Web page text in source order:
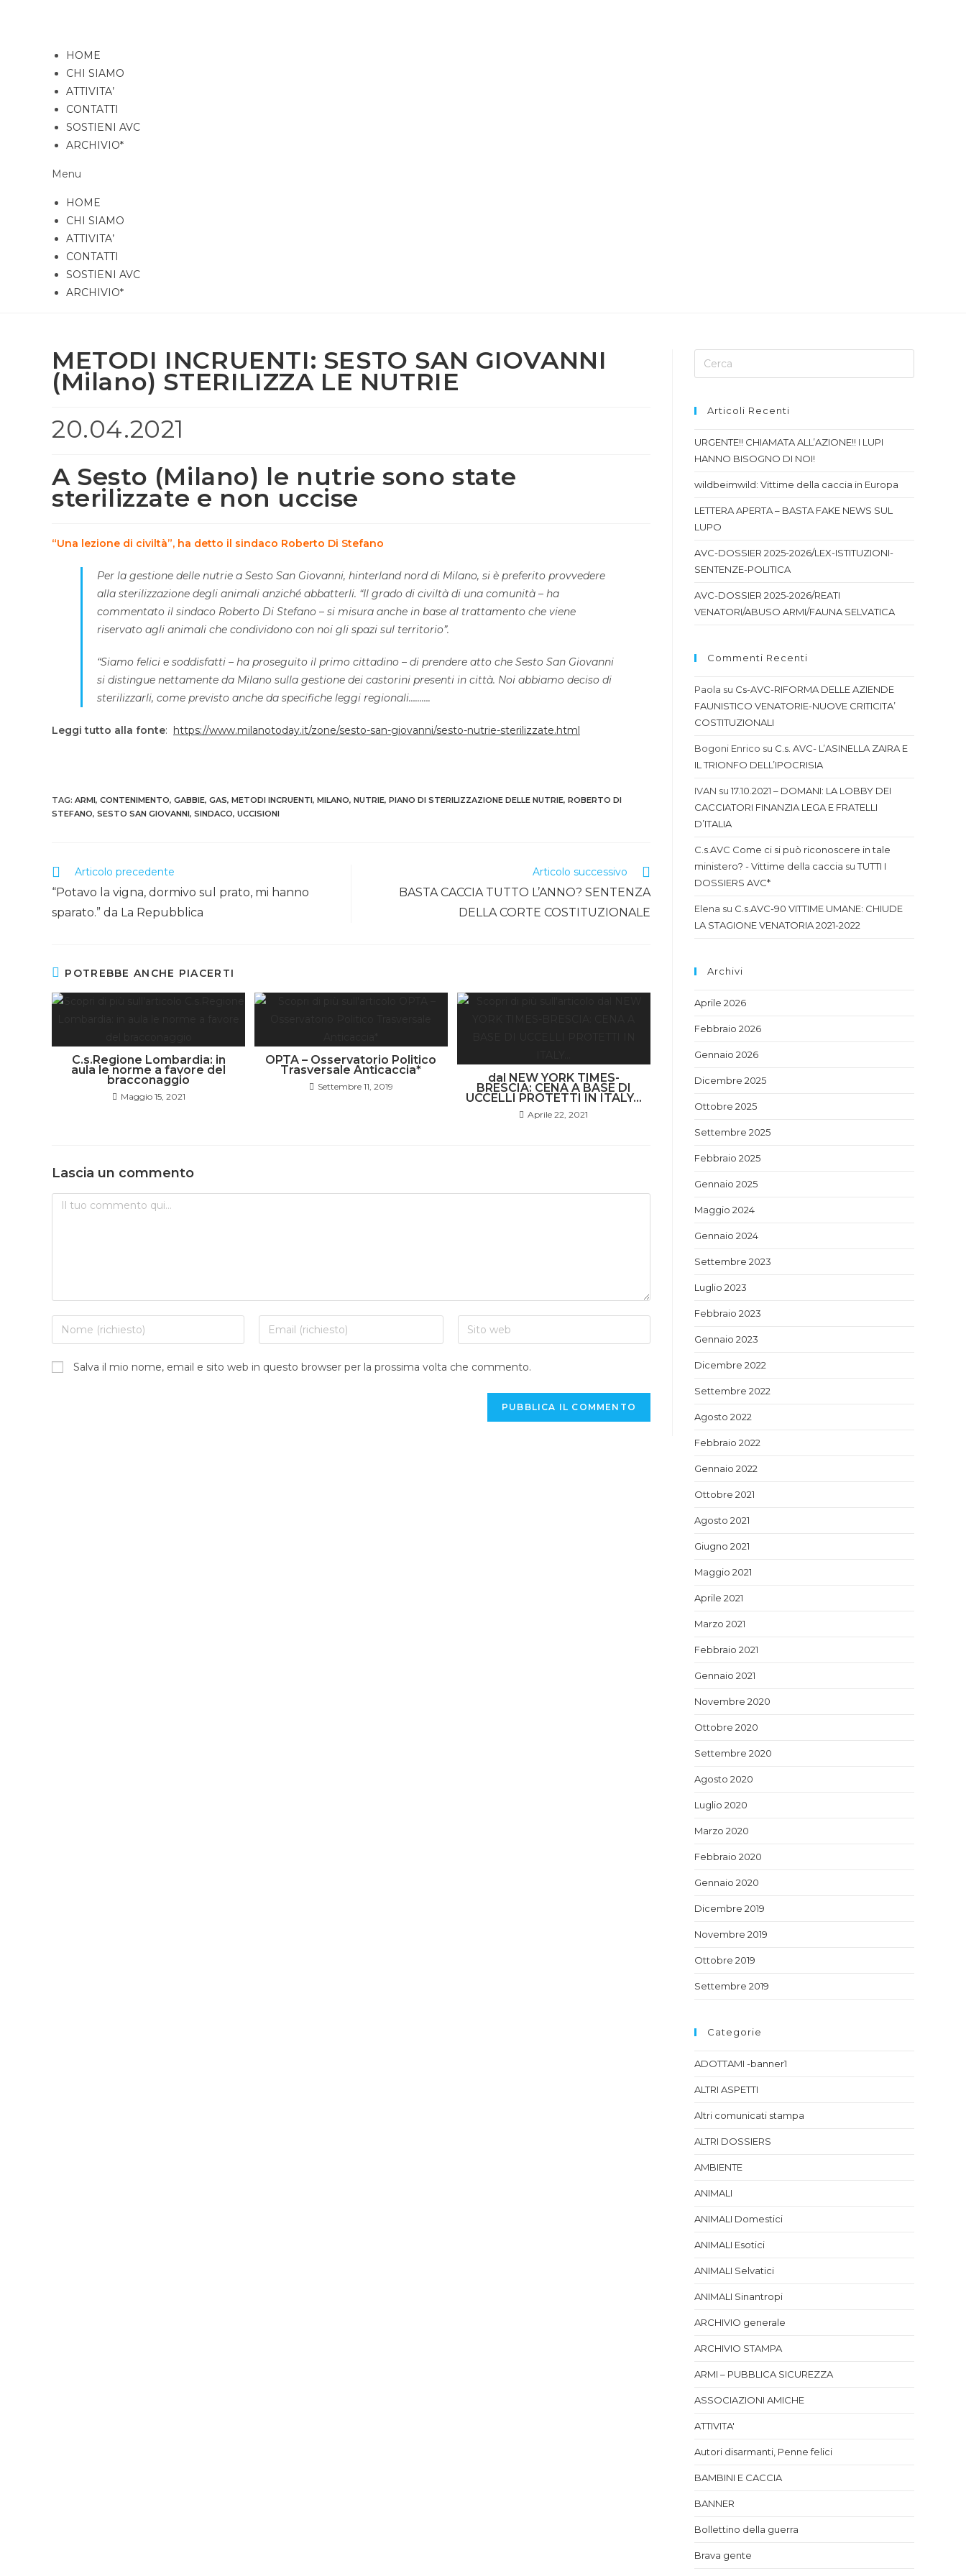
HOME
CHI SIAMO
ATTIVITA’
CONTATTI
SOSTIENI AVC
ARCHIVIO*
Menu
HOME
CHI SIAMO
ATTIVITA’
CONTATTI
SOSTIENI AVC
ARCHIVIO*
METODI INCRUENTI: SESTO SAN GIOVANNI
(Milano) STERILIZZA LE NUTRIE
20.04.2021
A Sesto (Milano) le nutrie sono state
sterilizzate e non uccise
“Una lezione di civiltà”, ha detto il sindaco Roberto Di Stefano
Per la gestione delle nutrie a Sesto San Giovanni, hinterland nord di Milano, si è preferito provvedere
alla sterilizzazione degli animali anziché abbatterli. “Il grado di civiltà di una comunità – ha
commentato il sindaco Roberto Di Stefano – si misura anche in base al trattamento che viene
riservato agli animali che condividono con noi gli spazi sul territorio”.
“Siamo felici e soddisfatti – ha proseguito il primo cittadino – di prendere atto che Sesto San Giovanni
si distingue nettamente da Milano sulla gestione dei castorini presenti in città. Noi abbiamo deciso di
sterilizzarli, come previsto anche da specifiche leggi regionali……….
Leggi tutto alla fonte: https://www.milanotoday.it/zone/sesto-san-giovanni/sesto-nutrie-sterilizzate.html
TAG: ARMI, CONTENIMENTO, GABBIE, GAS, METODI INCRUENTI, MILANO, NUTRIE, PIANO DI STERILIZZAZIONE DELLE NUTRIE, ROBERTO DI
STEFANO, SESTO SAN GIOVANNI, SINDACO, UCCISIONI
Leggi
altri
articoli
Articolo precedente
“Potavo la vigna, dormivo sul prato, mi hanno
sparato.” da La Repubblica
Articolo successivo
BASTA CACCIA TUTTO L’ANNO? SENTENZA
DELLA CORTE COSTITUZIONALE
POTREBBE ANCHE PIACERTI
C.s.Regione Lombardia: in
aula le norme a favore del
bracconaggio
Maggio 15, 2021
OPTA – Osservatorio Politico
Trasversale Anticaccia*
Settembre 11, 2019
dal NEW YORK TIMES-
BRESCIA: CENA A BASE DI
UCCELLI PROTETTI IN ITALY…
Aprile 22, 2021
Lascia un commento
Commento
Inserisci
il
tuo
nome
Inserisci
il
indirizzo
Inserisci
l'URL
(facoltativo)
Salva il mio nome, email e sito web in questo browser per la prossima volta che commento.
Articoli Recenti
URGENTE!! CHIAMATA ALL’AZIONE!! I LUPI
HANNO BISOGNO DI NOI!
wildbeimwild: Vittime della caccia in Europa
LETTERA APERTA – BASTA FAKE NEWS SUL
LUPO
AVC-DOSSIER 2025-2026/LEX-ISTITUZIONI-
SENTENZE-POLITICA
AVC-DOSSIER 2025-2026/REATI
VENATORI/ABUSO ARMI/FAUNA SELVATICA
Commenti Recenti
Paola su Cs-AVC-RIFORMA DELLE AZIENDE
FAUNISTICO VENATORIE-NUOVE CRITICITA’
COSTITUZIONALI
Bogoni Enrico su C.s. AVC- L’ASINELLA ZAIRA E
IL TRIONFO DELL’IPOCRISIA
IVAN su 17.10.2021 – DOMANI: LA LOBBY DEI
CACCIATORI FINANZIA LEGA E FRATELLI
D’ITALIA
C.s.AVC Come ci si può riconoscere in tale
ministero? - Vittime della caccia suTUTTI I
DOSSIERS AVC*
Elena su C.s.AVC-90 VITTIME UMANE: CHIUDE
LA STAGIONE VENATORIA 2021-2022
Archivi
Aprile 2026
Febbraio 2026
Gennaio 2026
Dicembre 2025
Ottobre 2025
Settembre 2025
Febbraio 2025
Gennaio 2025
Maggio 2024
Gennaio 2024
Settembre 2023
Luglio 2023
Febbraio 2023
Gennaio 2023
Dicembre 2022
Settembre 2022
Agosto 2022
Febbraio 2022
Gennaio 2022
Ottobre 2021
Agosto 2021
Giugno 2021
Maggio 2021
Aprile 2021
Marzo 2021
Febbraio 2021
Gennaio 2021
Novembre 2020
Ottobre 2020
Settembre 2020
Agosto 2020
Luglio 2020
Marzo 2020
Febbraio 2020
Gennaio 2020
Dicembre 2019
Novembre 2019
Ottobre 2019
Settembre 2019
Categorie
ADOTTAMI -banner1
ALTRI ASPETTI
Altri comunicati stampa
ALTRI DOSSIERS
AMBIENTE
ANIMALI
ANIMALI Domestici
ANIMALI Esotici
ANIMALI Selvatici
ANIMALI Sinantropi
ARCHIVIO generale
ARCHIVIO STAMPA
ARMI – PUBBLICA SICUREZZA
ASSOCIAZIONI AMICHE
ATTIVITA'
Autori disarmanti, Penne felici
BAMBINI E CACCIA
BANNER
Bollettino della guerra
Brava gente